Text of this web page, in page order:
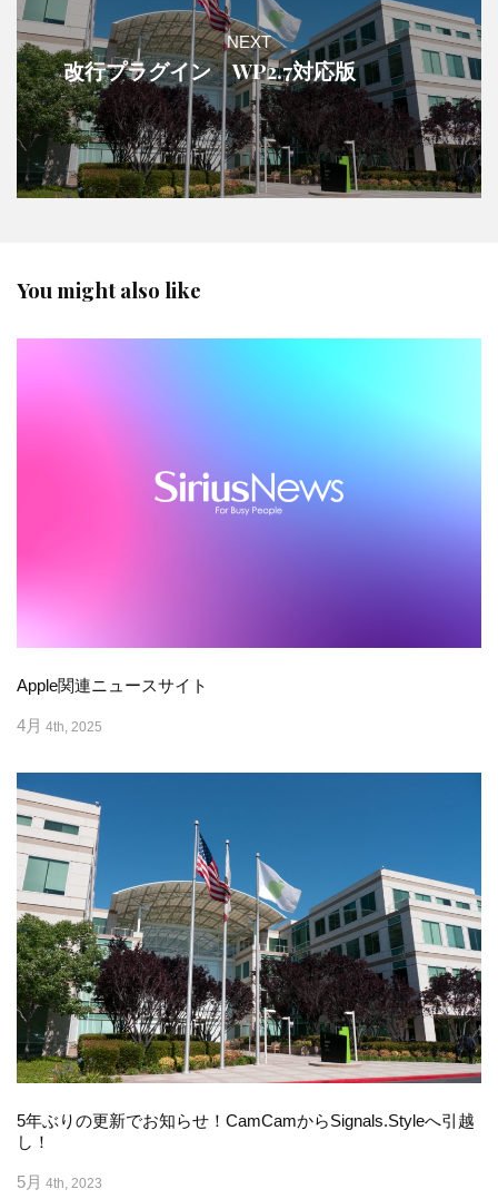
NEXT
改行プラグイン WP2.7対応版
You might also like
Apple関連ニュースサイト
4月 4th, 2025
5年ぶりの更新でお知らせ！CamCamからSignals.Styleへ引越
し！
5月 4th, 2023